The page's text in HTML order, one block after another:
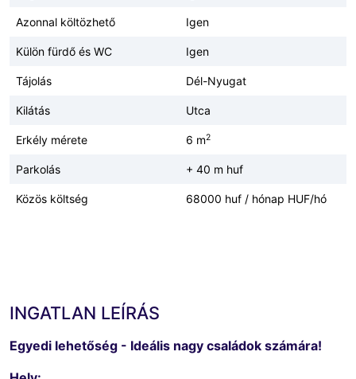
Azonnal költözhető Igen
Külön fürdő és WC Igen
Tájolás Dél-Nyugat
Kilátás Utca
Erkély mérete 6 m2
Parkolás + 40 m huf
Közös költség 68000 huf / hónap HUF/hó
INGATLAN LEÍRÁS
Egyedi lehetőség - Ideális nagy családok számára!